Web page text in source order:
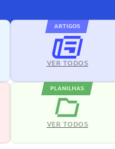
ARTIGOS
VER TODOS
PLANILHAS
VER TODOS